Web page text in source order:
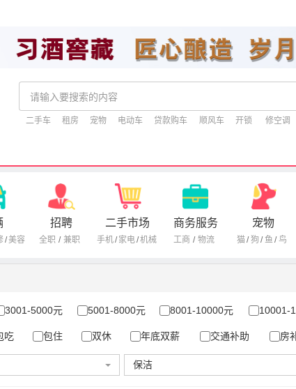
二手车 租房 宠物 电动车 贷款购车 顺风车 开锁 修空调
/美容
招聘
全职 / 兼职
二手市场
手机/ 家电/机械
商务服务
工商 / 物流
宠物
猫/ 狗 / 鱼 / 鸟
3001-5000元 5001-8000元 8001-10000元 10001-
吃 包住 双休 年底双薪 交通补助 房
保洁